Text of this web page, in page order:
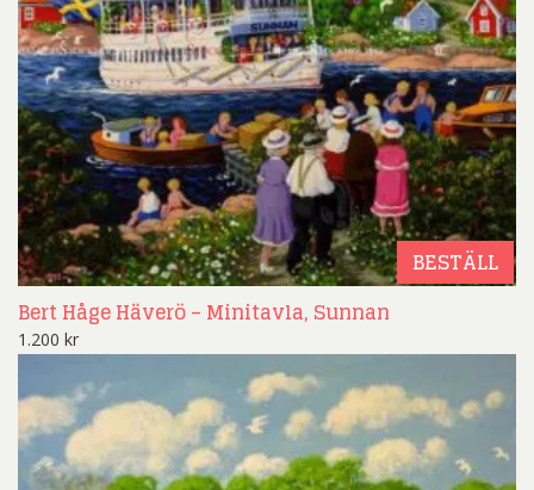
BESTÄLL
Bert Håge Häverö – Minitavla, Sunnan
1.200 kr